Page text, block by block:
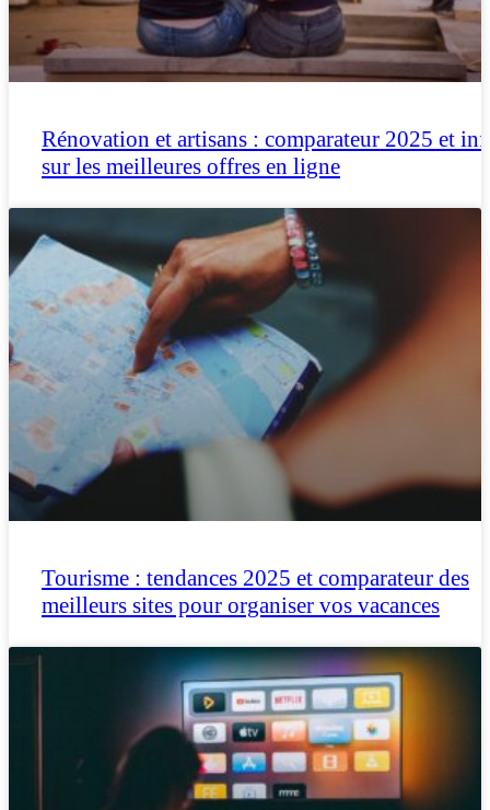
Rénovation et artisans : comparateur 2025 et
sur les meilleures offres en ligne
Tourisme : tendances 2025 et comparateur des
meilleurs sites pour organiser vos vacances